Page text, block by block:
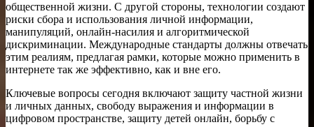
общественной жизни. С другой стороны, технологии создают
риски сбора и использования личной информации,
манипуляций, онлайн-насилия и алгоритмической
дискриминации. Международные стандарты должны отвечать
этим реалиям, предлагая рамки, которые можно применить в
интернете так же эффективно, как и вне его.
Ключевые вопросы сегодня включают защиту частной жизни
и личных данных, свободу выражения и информации в
цифровом пространстве, защиту детей онлайн, борьбу с